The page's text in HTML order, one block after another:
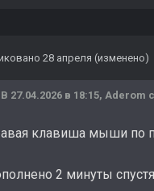
28 апреля (изменено)
В 27.04.2026 в 18:15, Aderom
клавиша мыши по
2 минуты спустя